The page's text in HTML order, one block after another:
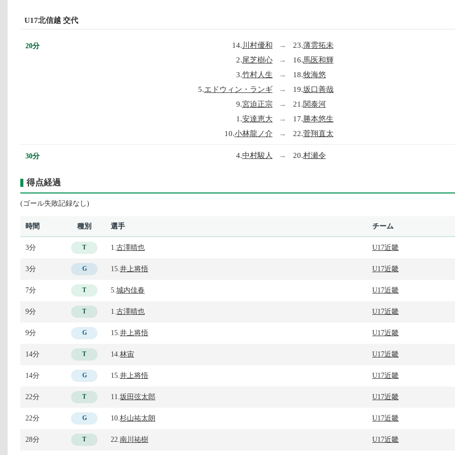
U17北信越 交代
20分 14. 川村優和 → 23.薄雲拓未
2.尾芝樹心 → 16.馬医和輝
3.竹村人生 → 18.牧海悠
5.エドウィン・ランギ → 19.坂口善哉
9.宮迫正宗 → 21.関泰河
1.安達恵大 → 17.勝本悠生
10.小林龍ノ介 → 22.菅翔直太
30分 4.中村駿人 → 20.村瀬令
得点経過
(ゴール失敗記録なし)
時間 種別 選手 チーム
3分 T 1. 古澤晴也 U17近畿
3分 G 15. 井上将悟 U17近畿
7分 T 5. 城内佳春 U17近畿
9分 T 1. 古澤晴也 U17近畿
9分 G 15. 井上将悟 U17近畿
14分 T 14. 林宙 U17近畿
14分 G 15. 井上将悟 U17近畿
22分 T 11. 坂田弦太郎 U17近畿
22分 G 10. 杉山祐太朗 U17近畿
28分 T 22. 南川祐樹 U17近畿